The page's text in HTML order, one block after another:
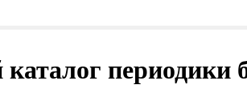
периодики